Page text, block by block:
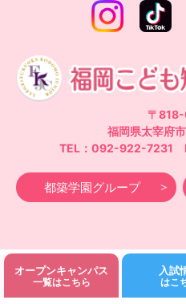
オープンキャンパス
一覧はこちら
入試
はこ
〒
福岡県太宰府
TEL：092-922-7231
都築学園グループ
©Fukuoka Kodomo Junior